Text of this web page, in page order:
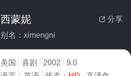
 分享
西蒙妮
别名：ximengni
美国 喜剧 2002
9.0